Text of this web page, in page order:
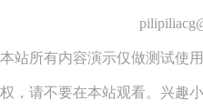
本站所有内容演示仅做测试使
权，请不要在本站观看。兴趣